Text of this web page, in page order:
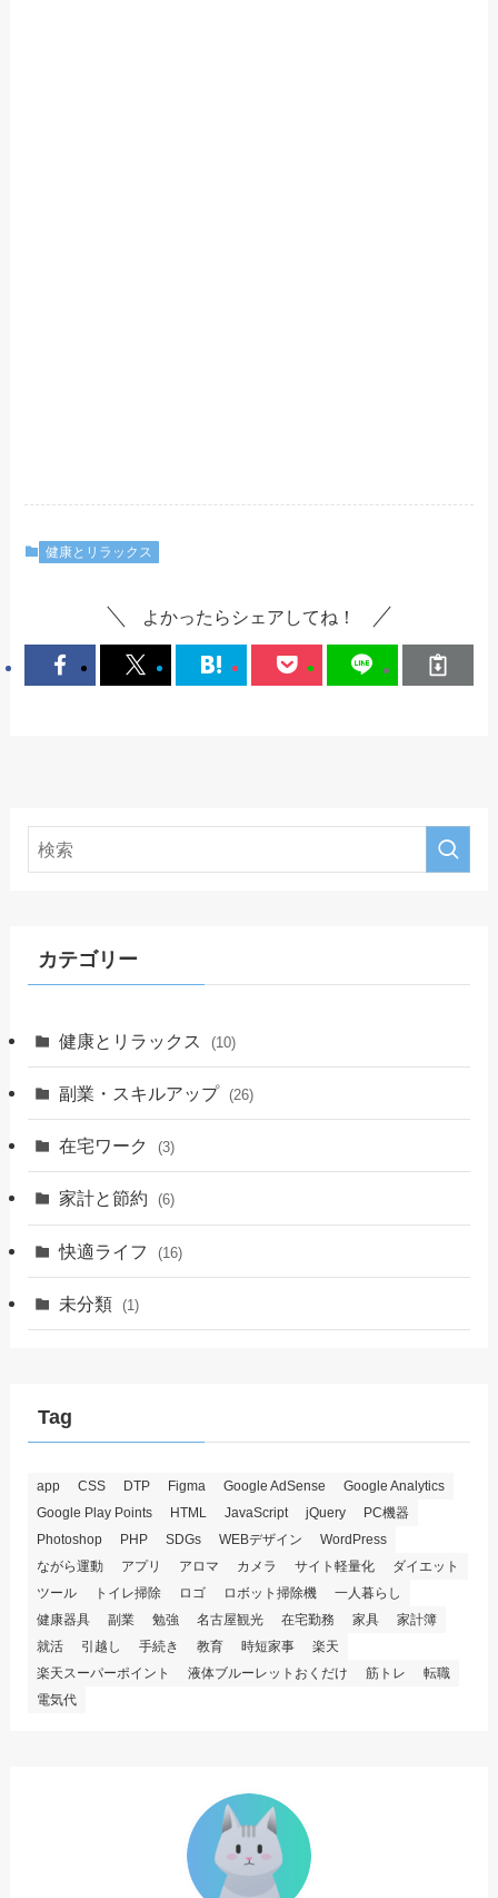
健康とリラックス
よかったらシェアしてね！
カテゴリー
健康とリラックス (10)
副業・スキルアップ (26)
在宅ワーク (3)
家計と節約 (6)
快適ライフ (16)
未分類 (1)
Tag
app CSS DTP Figma Google AdSense
Google Analytics
Google Play Points
HTML JavaScript jQuery
PC機器
Photoshop
PHP SDGs WEBデザイン
WordPress
ながら運動
アプリ アロマ カメラ サイト軽量化
ダイエット
ツール
トイレ掃除 ロゴ ロボット掃除機
一人暮らし
健康器具
副業 勉強 名古屋観光 在宅勤務 家具
家計簿
就活
引越し 手続き 教育 時短家事
楽天
楽天スーパーポイント
液体ブルーレットおくだけ 筋トレ
転職
電気代